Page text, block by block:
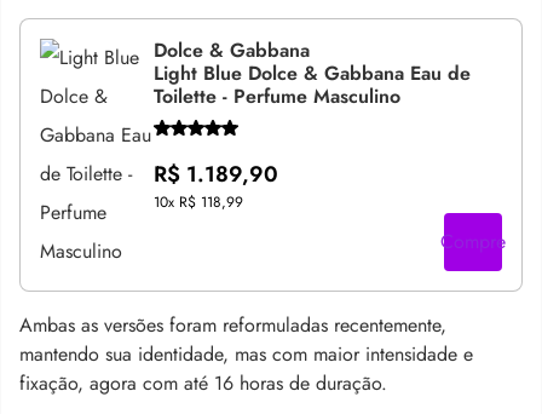
Dolce & Gabbana
Light Blue Dolce & Gabbana Eau de
Toilette - Perfume Masculino
R$ 1.189,90
10x R$ 118,99
Compre
Ambas as versões foram reformuladas recentemente,
mantendo sua identidade, mas com maior intensidade e
fixação, agora com até 16 horas de duração.